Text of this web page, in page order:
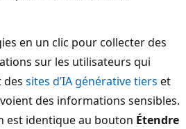
en un clic pour collecter des
sur les utilisateurs qui
des sites d’IA générative tiers et
des informations sensibles.
est identique au bouton Étendre